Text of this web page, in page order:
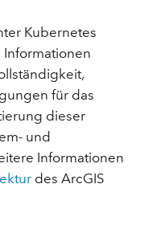
Kubernetes
für das
dieser
und
Informationen
des ArcGIS